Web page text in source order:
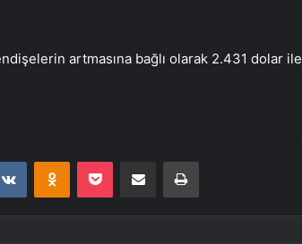
artmasına bağlı olarak 2.431 dolar ile
VKontakteOdnoklassniki
Pocket E-Posta ile paylaş Yazdır